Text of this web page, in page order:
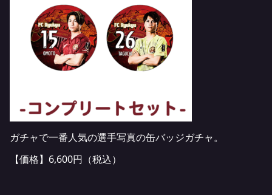
ガチャで一番人気の選手写真の缶バッジガチャ。
【価格】6,600円（税込）